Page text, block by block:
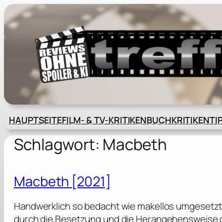
Zum
Inhalt
springen
HAUPTSEITEFILM- & TV-KRITIKENBUCHKRITIKEN
Schlagwort: Macbeth
Macbeth [2021]
Handwerklich so bedacht wie makellos
durch die Besetzung und die